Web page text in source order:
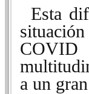
Esta
COVID
a un